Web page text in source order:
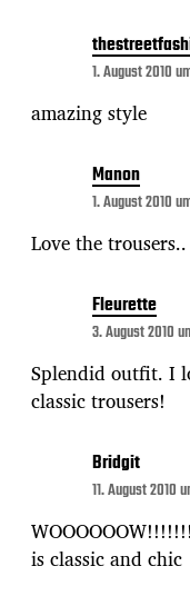
1. August 2010
amazing style
Manon
1. August 2010
Love the trousers..
Fleurette
3. August 2010
Splendid outfit. I
classic trousers!
Bridgit
11. August 2010
is classic and chic